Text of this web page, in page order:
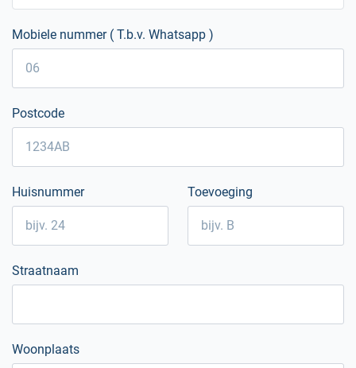
Mobiele nummer ( T.b.v. Whatsapp )
Postcode
Huisnummer Toevoeging
Straatnaam
Woonplaats